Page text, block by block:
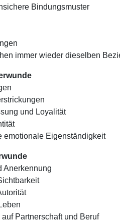
Bindungsmuster
immer wieder dieselben
und Loyalität
emotionale Eigenständigkeit
Anerkennung
Partnerschaft und Beruf